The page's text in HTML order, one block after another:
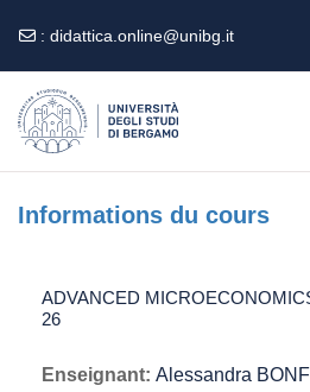
: didattica.online@unibg.it
Informations du cours
ADVANCED
26
Enseignant: Alessandra